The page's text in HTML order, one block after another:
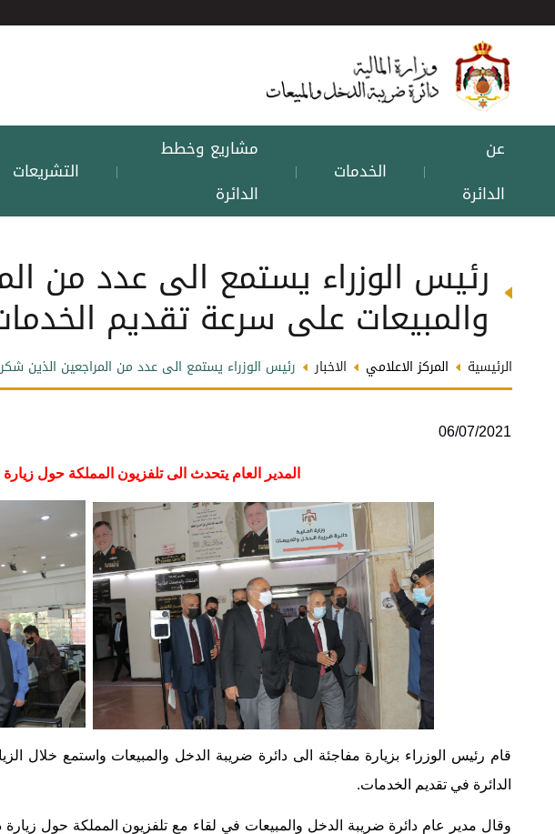
عن
الدائرة
| الخدمات |
مشاريع وخطط
الدائرة
| التشريعات
رئيس الوزراء يستمع الى عدد من
والمبيعات ‏على سرعة تقديم
الرئيسية المركز الاعلامي الاخبار رئيس الوزراء يستمع الى عدد من المراجعين الذين
06/07/2021
المدير العام يتحدث الى تلفزيون المملكة حول زيارة
قام رئيس الوزراء بزيارة مفاجئة الى دائرة ضريبة الدخل والمبيعات واستمع خلال
الدائرة في تقديم الخدمات.‏
وقال مدير عام دائرة ضريبة الدخل والمبيعات في لقاء مع تلفزيون المملكة حول زيارة